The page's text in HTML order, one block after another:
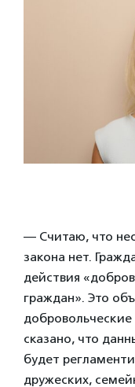
— Считаю, что
закона нет.
действия
граждан». Это
сказано, что
будет
дружеских,